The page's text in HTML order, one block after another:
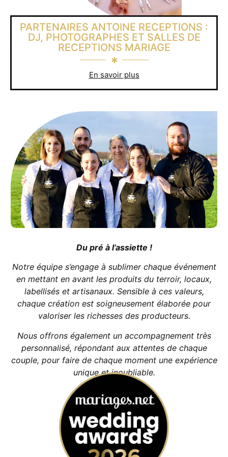
PARTENAIRES ANTOINE RECEPTIONS :
DJ, PHOTOGRAPHES ET SALLES DE
RECEPTIONS MARIAGE
En savoir plus
Du pré à l’assiette !
Notre équipe s’engage à sublimer chaque événement
en mettant en avant les produits du terroir, locaux,
labellisés et artisanaux. Sensible à ces valeurs,
chaque création est soigneusement élaborée pour
valoriser les richesses des producteurs.
Nous offrons également un accompagnement très
personnalisé, répondant aux attentes de chaque
couple, pour faire de chaque moment une expérience
unique et inoubliable.